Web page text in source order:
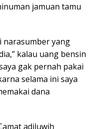
jamuan tamu
narasumber yang
kalau uang bensin
gak pernah pakai
selama ini saya
dana
adiluwih